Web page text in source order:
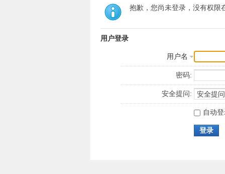
抱歉，您尚未登录，没有权限
用户登录
用户名
密码:
安全提问:
自动
登录